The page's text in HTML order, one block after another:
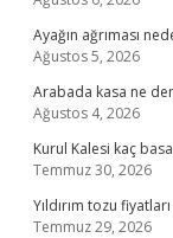
Ayağın ağrıması
Ağustos 5, 2026
Arabada kasa ne
Ağustos 4, 2026
Kurul Kalesi kaç
Temmuz 30, 2026
Yıldırım tozu
Temmuz 29, 2026